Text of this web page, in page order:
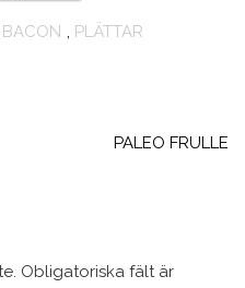
BACON , PLÄTTAR
PALEO FRULLE
Obligatoriska fält är